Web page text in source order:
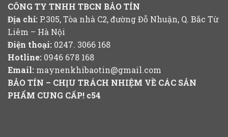
CÔNG TY TNHH TBCN BẢO TÍN
Địa chỉ: P.305, Tòa nhà C2, đường Đỗ Nhuận, Q. Bắc Từ
Liêm – Hà Nội
Điện thoại: 0247. 3066 168
Hotline: 0946 678 168
Email: maynenkhibaotin@gmail.com
BẢO TÍN – CHỊU TRÁCH NHIỆM VỀ CÁC SẢN
PHẨM CUNG CẤP! c54